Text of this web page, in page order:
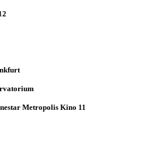
Metropolis Kino 11